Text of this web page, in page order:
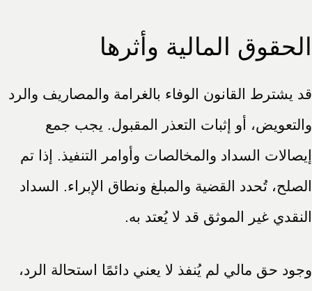
الحقوق المالية وأثرها
قد يشترط القانون الوفاء بالغرامة والمصاريف والرد
والتعويض، أو إثبات التعذر المقبول. يجب جمع
إيصالات السداد والمخالصات وأوامر التنفيذ. إذا تم
الصلح، تُحدد القضية والمبلغ ونطاق الإبراء. السداد
النقدي غير الموثق قد لا يُعتد به.
وجود حق مالي لم يُنفذ لا يعني دائمًا استحالة الرد،